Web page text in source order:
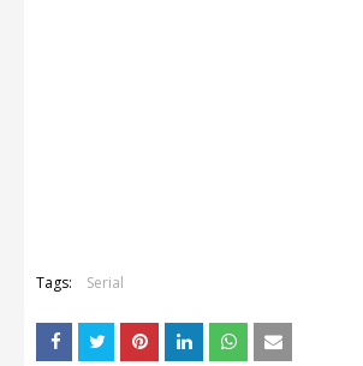
Tags: Serial